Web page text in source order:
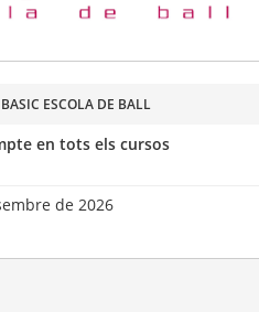
BASIC ESCOLA DE BALL
en tots els cursos
de 2026